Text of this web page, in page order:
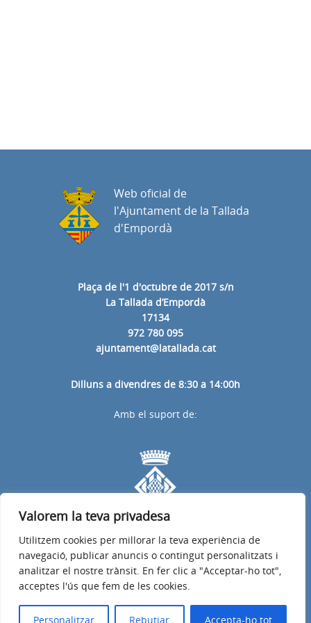
Valorem la teva privadesa
Utilitzem cookies per millorar la teva experiència de
navegació, publicar anuncis o contingut personalitzats i
analitzar el nostre trànsit. En fer clic a "Acceptar-ho tot",
acceptes l'ús que fem de les cookies.
Personalitzar Rebutjar Accepta-ho tot
Plaça de l'1 d'octubre de 2017 s/n
La Tallada d’Empordà
17134
972 780 095
ajuntament@latallada.cat
Dilluns a divendres de 8:30 a 14:00h
Web oficial de
l'Ajuntament de la Tallada
d'Empordà
Avís legal Política de privacitat
© 2026
Amb el suport de: